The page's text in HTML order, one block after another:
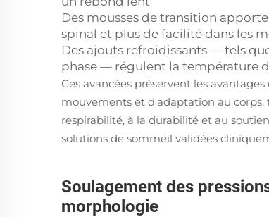
Des mousses de transition
spinal et plus de facilité dans les
Des ajouts refroidissants — tels
phase — régulent la température
Ces avancées préservent les
mouvements et d'adaptation au
respirabilité, à la durabilité et au
solutions de sommeil validées
Soulagement des
morphologie